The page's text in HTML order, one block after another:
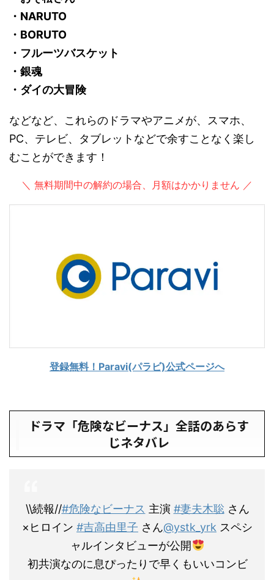
・NARUTO
・BORUTO
・フルーツバスケット
・銀魂
・ダイの大冒険
などなど、これらのドラマやアニメが、スマホ、
PC、テレビ、タブレットなどで余すことなく楽し
むことができます！
＼ 無料期間中の解約の場合、月額はかかりません ／
登録無料！Paravi(パラビ)公式ページへ
ドラマ「危険なビーナス」全話のあらす
じネタバレ
\\続報//#危険なビーナス 主演 #妻夫木聡さん
×ヒロイン #吉高由里子 さん@ystk_yrk スペシ
ャルインタビューが公開
初共演なのに息ぴったりで早くもいいコンビ